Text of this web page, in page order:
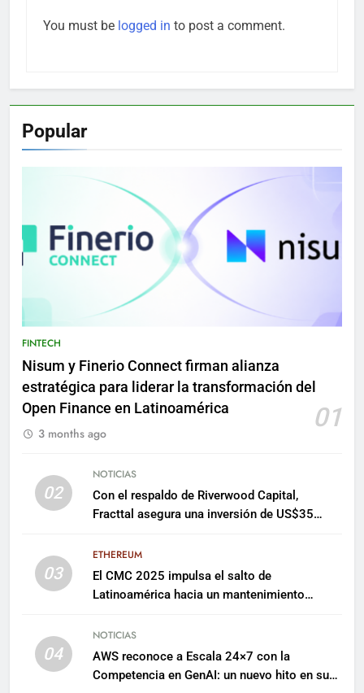
You must be logged in to post a comment.
Popular
FINTECH
Nisum y Finerio Connect firman alianza
estratégica para liderar la transformación del
Open Finance en Latinoamérica
01
3 months ago
02
NOTICIAS
Con el respaldo de Riverwood Capital,
Fracttal asegura una inversión de US$35
03
ETHEREUM
El CMC 2025 impulsa el salto de
Latinoamérica hacia un mantenimiento
04
NOTICIAS
AWS reconoce a Escala 24×7 con la
Competencia en GenAI: un nuevo hito en su